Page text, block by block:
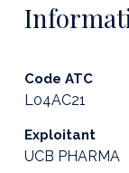
Code ATC
L04AC21
Exploitant
UCB PHARMA